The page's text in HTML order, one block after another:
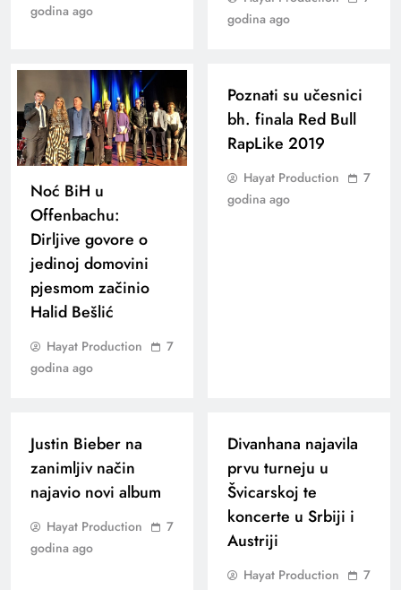
godina ago
godina ago
Noć BiH u
Offenbachu:
Dirljive govore o
jedinoj domovini
pjesmom začinio
Halid Bešlić
Hayat Production
7
godina ago
Poznati su učesnici
bh. finala Red Bull
RapLike 2019
Hayat Production
7
godina ago
Justin Bieber na
zanimljiv način
najavio novi album
Hayat Production
7
godina ago
Divanhana najavila
prvu turneju u
Švicarskoj te
koncerte u Srbiji i
Austriji
Hayat Production
7